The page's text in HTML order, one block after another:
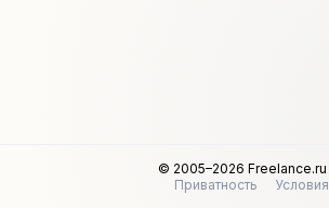
© 2005–2026 Freelance.ru
Приватность
Условия